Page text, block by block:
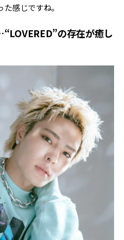
感じですね。
の存在が癒し